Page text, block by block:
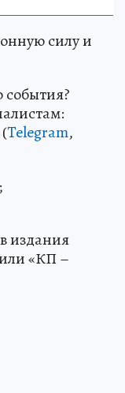
силу и
события?
Telegram,
;
издания
«КП –